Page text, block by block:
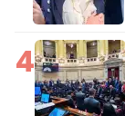
4